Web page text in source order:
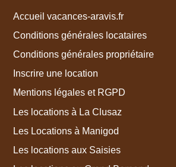
Accueil vacances-aravis.fr
Conditions générales locataires
Conditions générales propriétaire
Inscrire une location
Mentions légales et RGPD
Les locations à La Clusaz
Les Locations à Manigod
Les locations aux Saisies